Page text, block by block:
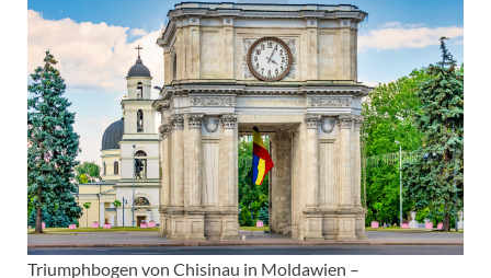
Triumphbogen von Chisinau in Moldawien –